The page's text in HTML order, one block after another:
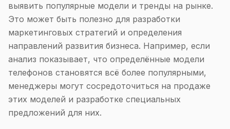
выявить популярные модели и тренды на рынке.
Это может быть полезно для разработки
маркетинговых стратегий и определения
направлений развития бизнеса. Например, если
анализ показывает, что определённые модели
телефонов становятся всё более популярными,
менеджеры могут сосредоточиться на продаже
этих моделей и разработке специальных
предложений для них.